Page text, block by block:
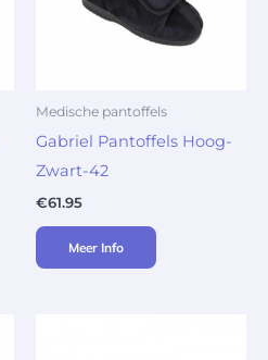
Medische pantoffels
Gabriel Pantoffels Hoog-
Zwart-42
€61.95
Meer Info